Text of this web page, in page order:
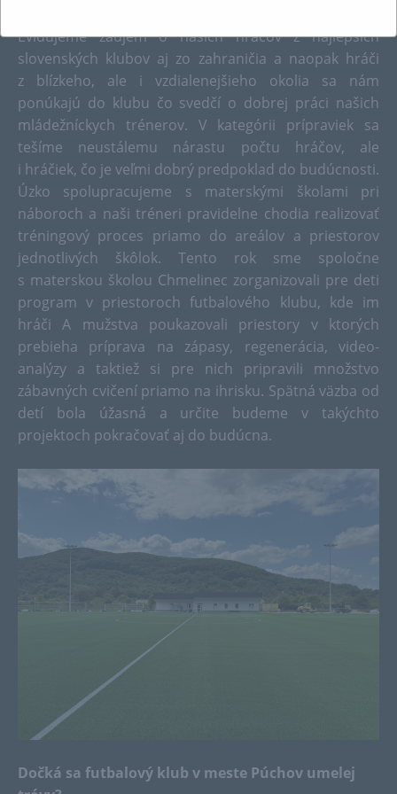
Evidujeme záujem o našich hráčov z najlepších
slovenských klubov aj zo zahraničia a naopak hráči
z blízkeho, ale i vzdialenejšieho okolia sa nám
ponúkajú do klubu čo svedčí o dobrej práci našich
mládežníckych trénerov. V kategórii prípraviek sa
tešíme neustálemu nárastu počtu hráčov, ale
i hráčiek, čo je veľmi dobrý predpoklad do budúcnosti.
Úzko spolupracujeme s materskými školami pri
náboroch a naši tréneri pravidelne chodia realizovať
tréningový proces priamo do areálov a priestorov
jednotlivých škôlok. Tento rok sme spoločne
s materskou školou Chmelinec zorganizovali pre deti
program v priestoroch futbalového klubu, kde im
hráči A mužstva poukazovali priestory v ktorých
prebieha príprava na zápasy, regenerácia, video-
analýzy a taktiež si pre nich pripravili množstvo
zábavných cvičení priamo na ihrisku. Spätná väzba od
detí bola úžasná a určite budeme v takýchto
projektoch pokračovať aj do budúcna.
Dočká sa futbalový klub v meste Púchov umelej